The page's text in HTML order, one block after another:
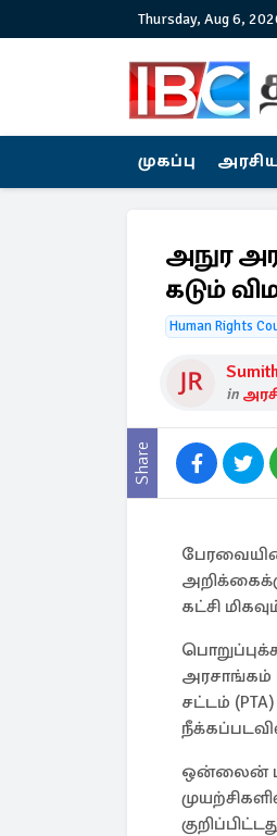
Thursday, Aug 6,
முகப்பு
அநுர
கடும்
Human Rights
in
Share
கட்சி
அரசாங்கம்
சட்டம்
ஒன்லைன்